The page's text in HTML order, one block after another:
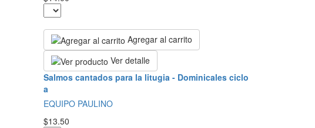
Agregar al carrito
Ver detalle
Salmos cantados para la litugia - Dominicales ciclo
a
EQUIPO PAULINO
$13.50